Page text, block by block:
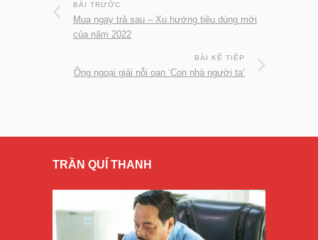
BÀI TRƯỚC
Mua ngay trả sau – Xu hướng tiêu dùng mới
của năm 2022
BÀI KẾ TIẾP
Ông ngoại giải nỗi oan ‘Con nhà người ta’
TRẦN QUÍ THANH